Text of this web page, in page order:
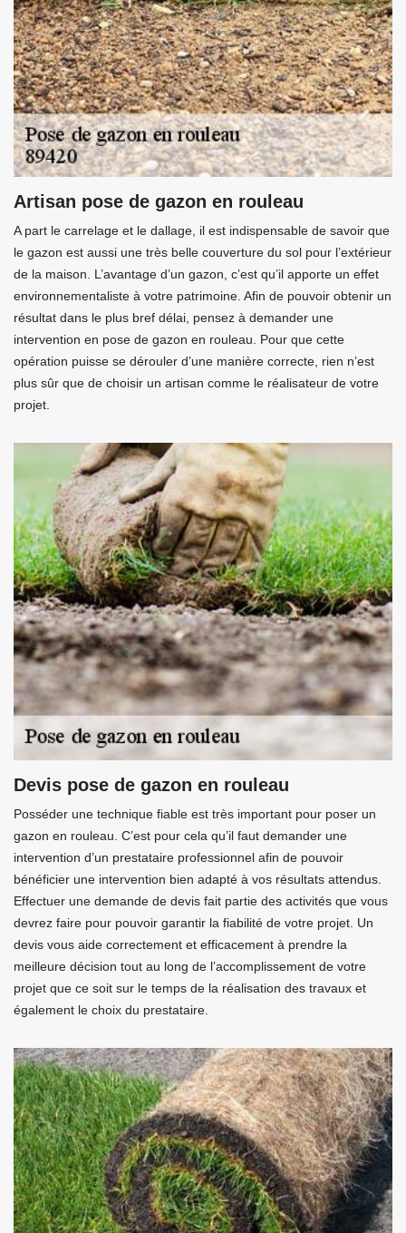
Artisan pose de gazon en rouleau
A part le carrelage et le dallage, il est indispensable de savoir que
le gazon est aussi une très belle couverture du sol pour l’extérieur
de la maison. L’avantage d’un gazon, c’est qu’il apporte un effet
environnementaliste à votre patrimoine. Afin de pouvoir obtenir un
résultat dans le plus bref délai, pensez à demander une
intervention en pose de gazon en rouleau. Pour que cette
opération puisse se dérouler d’une manière correcte, rien n’est
plus sûr que de choisir un artisan comme le réalisateur de votre
projet.
Devis pose de gazon en rouleau
Posséder une technique fiable est très important pour poser un
gazon en rouleau. C’est pour cela qu’il faut demander une
intervention d’un prestataire professionnel afin de pouvoir
bénéficier une intervention bien adapté à vos résultats attendus.
Effectuer une demande de devis fait partie des activités que vous
devrez faire pour pouvoir garantir la fiabilité de votre projet. Un
devis vous aide correctement et efficacement à prendre la
meilleure décision tout au long de l’accomplissement de votre
projet que ce soit sur le temps de la réalisation des travaux et
également le choix du prestataire.